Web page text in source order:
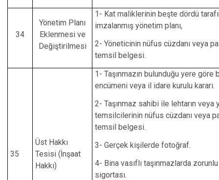
34
Yönetim Planı
Eklenmesi ve
Değiştirilmesi
1- Kat maliklerinin beşte dördü
imzalanmış yönetim planı,
2- Yöneticinin nüfus cüzdanı veya
temsil belgesi.
35
Üst Hakkı
Tesisi (İnşaat
Hakkı)
1- Taşınmazın bulunduğu yere göre
encümeni veya il idare kurulu kararı.
2- Taşınmaz sahibi ile lehtarın veya
temsilcilerinin nüfus cüzdanı veya
temsil belgesi.
3- Gerçek kişilerde fotoğraf.
4- Bina vasıflı taşınmazlarda
sigortası.